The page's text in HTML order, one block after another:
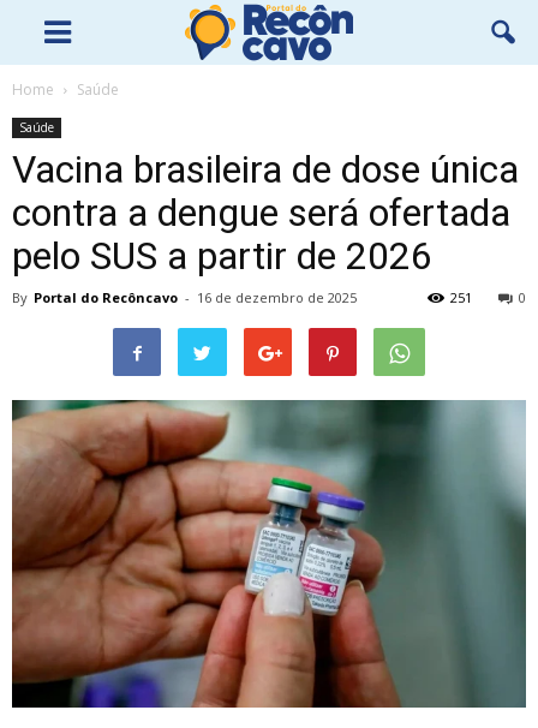
Home Saúde
Saúde
Vacina brasileira de dose única
contra a dengue será ofertada
pelo SUS a partir de 2026
By Portal do Recôncavo - 16 de dezembro de 2025 0
251